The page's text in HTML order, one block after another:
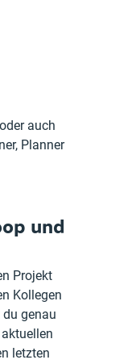
auch
Planner
und
Projekt
Kollegen
genau
letzten